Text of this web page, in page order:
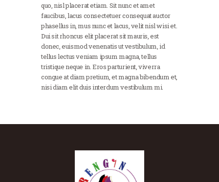
quo, nisl placerat etiam. Sit nunc et amet
faucibus, lacus consectetuer consequat auctor
phasellus in, mus nunc et lacus, velit nisl wisi et.
Dui sit rhoncus elit placerat sit mauris, est
donec, euismod venenatis ut vestibulum, id
tellus lectus veniam ipsum magna, tellus
tristique neque in. Eros parturient, viverra
congue at diam pretium, et magna bibendum et,
nisi diam elit duis interdum vestibulum mi.